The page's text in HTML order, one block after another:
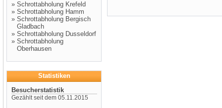
» Schrottabholung Krefeld
» Schrottabholung Hamm
» Schrottabholung Bergisch
Gladbach
» Schrottabholung Dusseldorf
» Schrottabholung
Oberhausen
Statistiken
Besucherstatistik
Gezählt seit dem 05.11.2015